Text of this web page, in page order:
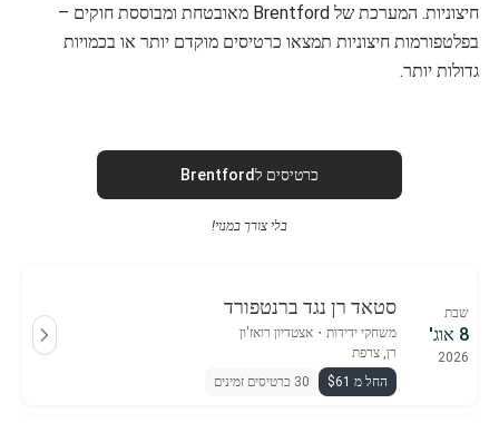
חיצוניות. המערכת של Brentford מאובטחת ומבוססת חוקים –
בפלטפורמות חיצוניות תמצאו כרטיסים מוקדם יותר או בכמויות
גדולות יותר.
כרטיסים לBrentford
בלי צורך במנוי!
שבת
8 אוג'
2026
סטאד רן נגד ברנטפורד
משחקי ידידות ・ אצטדיון רואז'ון
רן, צרפת
החל מ $61
30 כרטיסים זמינים